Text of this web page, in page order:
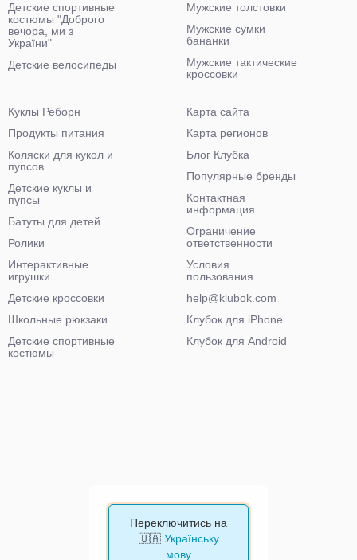
Детские спортивные
костюмы "Доброго
вечора, ми з
України"
Детские велосипеды
Мужские толстовки
Мужские сумки
бананки
Мужские тактические
кроссовки
Куклы Реборн
Продукты питания
Коляски для кукол и
пупсов
Детские куклы и
пупсы
Батуты для детей
Ролики
Интерактивные
игрушки
Детские кроссовки
Школьные рюкзаки
Детские спортивные
костюмы
Карта сайта
Карта регионов
Блог Клубка
Популярные бренды
Контактная
информация
Ограничение
ответственности
Условия
пользования
help@klubok.com
Клубок для iPhone
Клубок для Android
Переключитись на
🇺🇦 Українську
мову